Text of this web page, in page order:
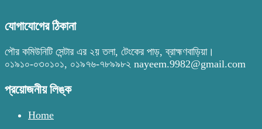
যোগাযোগের ঠিকানা
পৌর কমিউনিটি সেন্টার এর ২য় তলা, টেংকের পাড়, ব্রাহ্মণবাড়িয়া।
০১৯১০-০৩০১০১, ০১৯৭৬-৭৮৯৯৮২ nayeem.9982@gmail.com
প্রয়োজনীয় লিঙ্ক
Home